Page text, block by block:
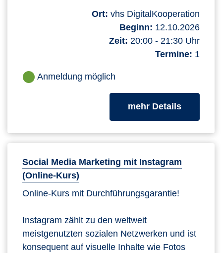
Ort: vhs DigitalKooperation
Beginn: 12.10.2026
Zeit: 20:00 - 21:30 Uhr
Termine: 1
Anmeldung möglich
mehr Detailszum
Social Media Marketing mit Instagram
(Online-Kurs)
Online-Kurs mit Durchführungsgarantie!
Instagram zählt zu den weltweit
meistgenutzten sozialen Netzwerken und ist
konsequent auf visuelle Inhalte wie Fotos